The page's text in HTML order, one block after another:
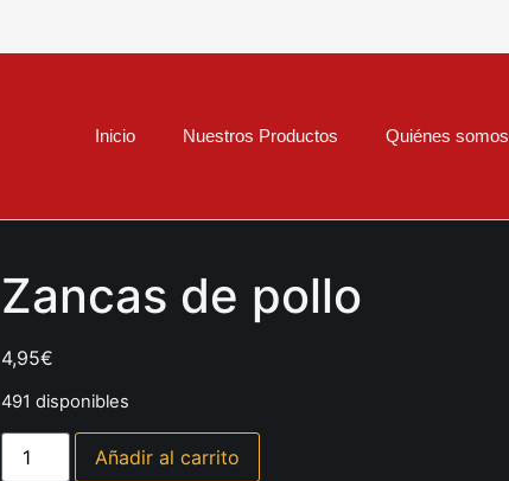
Inicio Nuestros Productos Quiénes somos
Zancas de pollo
4,95€
491 disponibles
Añadir al carrito